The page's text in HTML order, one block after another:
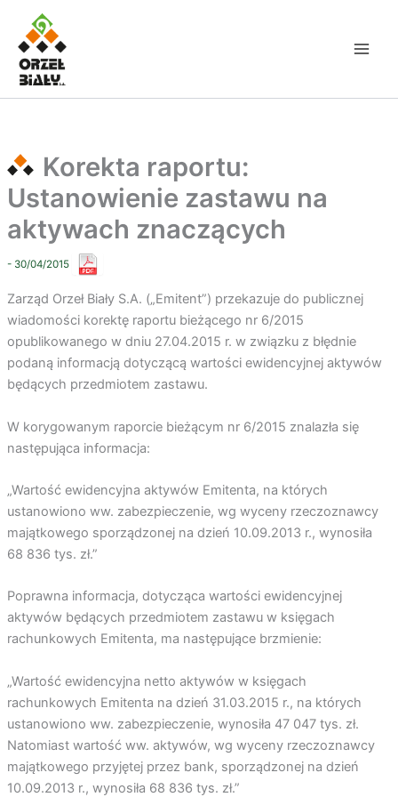
Przejdź
treści
Korekta raportu:
Ustanowienie zastawu na
aktywach znaczących
- 30/04/2015
Zarząd Orzeł Biały S.A. („Emitent”) przekazuje do publicznej
wiadomości korektę raportu bieżącego nr 6/2015
opublikowanego w dniu 27.04.2015 r. w związku z błędnie
podaną informacją dotyczącą wartości ewidencyjnej aktywów
będących przedmiotem zastawu.
W korygowanym raporcie bieżącym nr 6/2015 znalazła się
następująca informacja:
„Wartość ewidencyjna aktywów Emitenta, na których
ustanowiono ww. zabezpieczenie, wg wyceny rzeczoznawcy
majątkowego sporządzonej na dzień 10.09.2013 r., wynosiła
68 836 tys. zł.”
Poprawna informacja, dotycząca wartości ewidencyjnej
aktywów będących przedmiotem zastawu w księgach
rachunkowych Emitenta, ma następujące brzmienie:
„Wartość ewidencyjna netto aktywów w księgach
rachunkowych Emitenta na dzień 31.03.2015 r., na których
ustanowiono ww. zabezpieczenie, wynosiła 47 047 tys. zł.
Natomiast wartość ww. aktywów, wg wyceny rzeczoznawcy
majątkowego przyjętej przez bank, sporządzonej na dzień
10.09.2013 r., wynosiła 68 836 tys. zł.”